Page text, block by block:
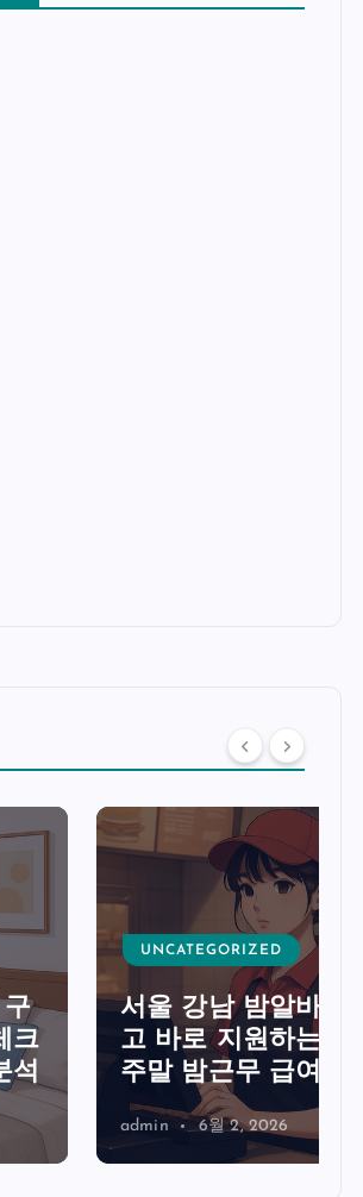
UNCATEGORIZED
울 강남 밤알바 모집 공
바로 지원하는 방법과
말 밤근무 급여 비교
6월 2, 2026